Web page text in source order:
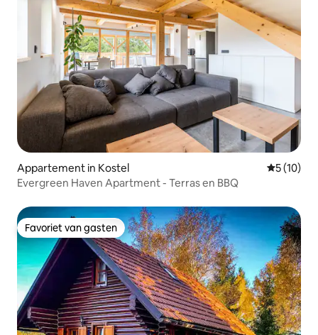
Appartement in Kostel
5 (10)
Evergreen Haven Apartment - Terras en BBQ
Favoriet van gasten
Favoriet van gasten